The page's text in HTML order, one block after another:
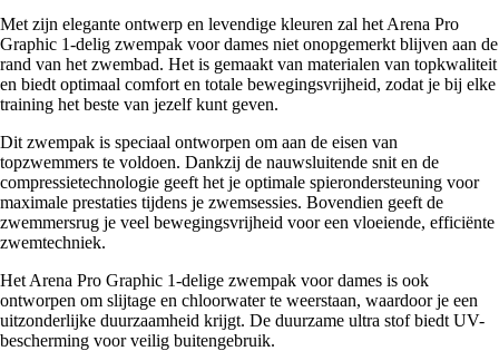
Met zijn elegante ontwerp en levendige kleuren zal het Arena Pro
Graphic 1-delig zwempak voor dames niet onopgemerkt blijven aan de
rand van het zwembad. Het is gemaakt van materialen van topkwaliteit
en biedt optimaal comfort en totale bewegingsvrijheid, zodat je bij elke
training het beste van jezelf kunt geven.
Dit zwempak is speciaal ontworpen om aan de eisen van
topzwemmers te voldoen. Dankzij de nauwsluitende snit en de
compressietechnologie geeft het je optimale spierondersteuning voor
maximale prestaties tijdens je zwemsessies. Bovendien geeft de
zwemmersrug je veel bewegingsvrijheid voor een vloeiende, efficiënte
zwemtechniek.
Het Arena Pro Graphic 1-delige zwempak voor dames is ook
ontworpen om slijtage en chloorwater te weerstaan, waardoor je een
uitzonderlijke duurzaamheid krijgt. De duurzame ultra stof biedt UV-
bescherming voor veilig buitengebruik.